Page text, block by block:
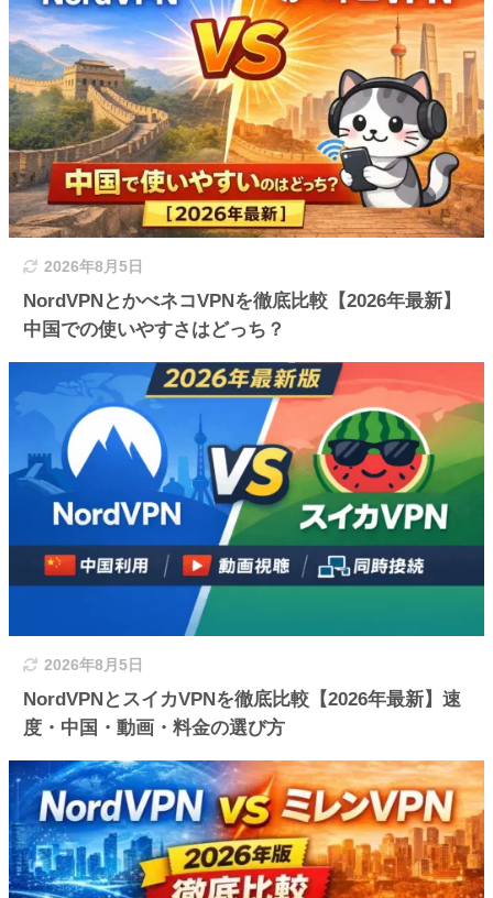
2026年8月5日
NordVPNとかべネコVPNを徹底比較【2026年最新】
中国での使いやすさはどっち？
2026年8月5日
NordVPNとスイカVPNを徹底比較【2026年最新】速
度・中国・動画・料金の選び方